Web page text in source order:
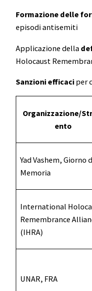
Formazione delle
episodi antisemiti
Applicazione della
Holocaust
Sanzioni efficaci per
Organizzazione/
ento
Yad Vashem, Giorno
Memoria
International
Remembrance
(IHRA)
UNAR, FRA